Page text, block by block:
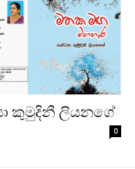
කුමුදිනී ලියනගේ
0